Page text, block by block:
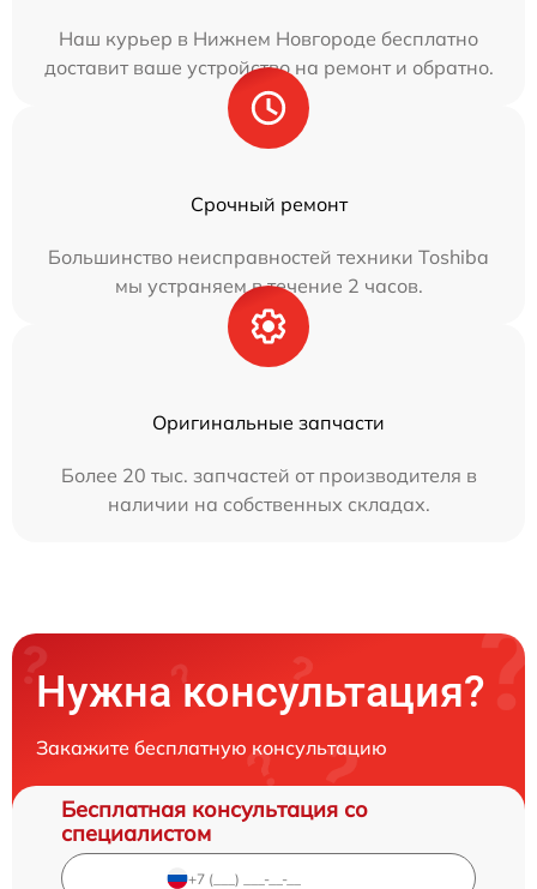
Наш курьер в Нижнем Новгороде бесплатно
доставит ваше устройство на ремонт и обратно.
Срочный ремонт
Большинство неисправностей техники Toshiba
мы устраняем в течение 2 часов.
Оригинальные запчасти
Более 20 тыс. запчастей от производителя в
наличии на собственных складах.
Нужна консультация?
Закажите бесплатную консультацию
Бесплатная консультация со
специалистом